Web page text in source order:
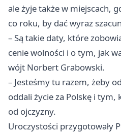
ale żyje także w miejscach,
co roku, by dać wyraz
– Są takie daty, które
cenie wolności i o tym, jak
wójt Norbert Grabowski.
– Jesteśmy tu razem, żeby
oddali życie za Polskę i tym,
od ojczyzny.
Uroczystości przygotowały